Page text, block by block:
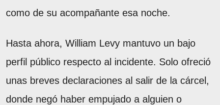
como de su acompañante esa noche.
Hasta ahora, William Levy mantuvo un bajo
perfil público respecto al incidente. Solo ofreció
unas breves declaraciones al salir de la cárcel,
donde negó haber empujado a alguien o